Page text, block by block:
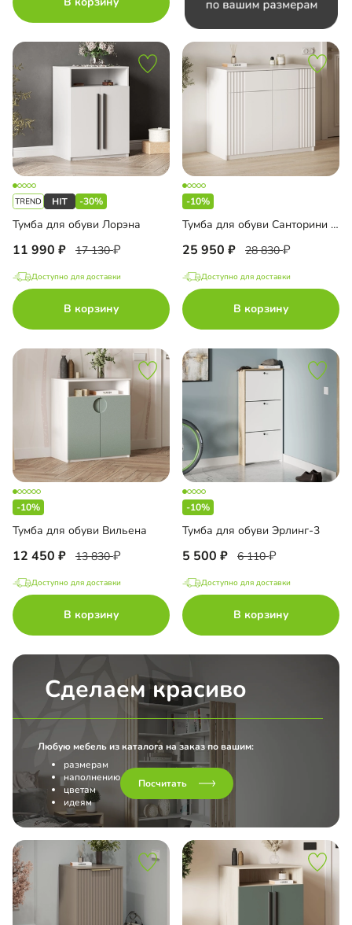
-30%
Тумба для обуви Лорэна
11 990 17 130
Доступно для доставки
В корзину
-10%
Тумба для обуви Санторини Лайф
25 950 28 830
Доступно для доставки
В корзину
-10%
Тумба для обуви Вильена
12 450 13 830
Доступно для доставки
В корзину
-10%
Тумба для обуви Эрлинг-3
5 500 6 110
Доступно для доставки
В корзину
Сделаем красиво
Любую мебель из каталога на заказ по вашим:
размерам
наполнению
цветам
идеям
Посчитать